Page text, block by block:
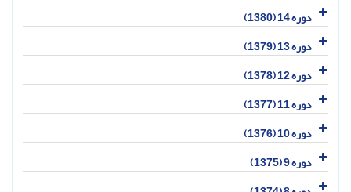
دوره 14 (1380)
دوره 13 (1379)
دوره 12 (1378)
دوره 11 (1377)
دوره 10 (1376)
دوره 9 (1375)